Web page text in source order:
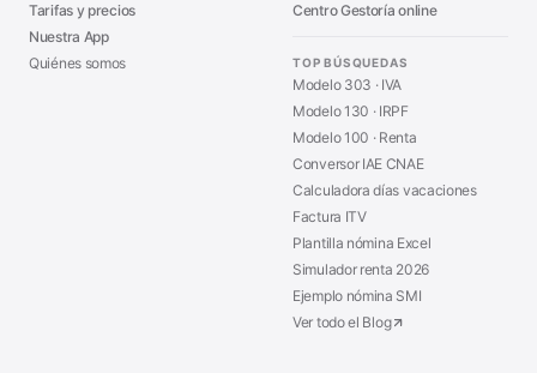
Tarifas y precios
Nuestra App
Quiénes somos
Centro Gestoría online
TOP BÚSQUEDAS
Modelo 303 · IVA
Modelo 130 · IRPF
Modelo 100 · Renta
Conversor IAE CNAE
Calculadora días vacaciones
Factura ITV
Plantilla nómina Excel
Simulador renta 2026
Ejemplo nómina SMI
Ver todo el Blog